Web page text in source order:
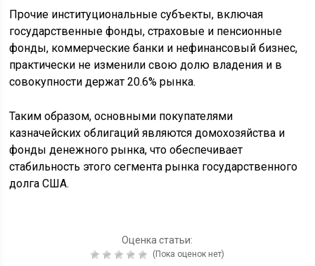
Прочие институциональные субъекты, включая
государственные фонды, страховые и пенсионные
фонды, коммерческие банки и нефинансовый бизнес,
практически не изменили свою долю владения и в
совокупности держат 20.6% рынка.
Таким образом, основными покупателями
казначейских облигаций являются домохозяйства и
фонды денежного рынка, что обеспечивает
стабильность этого сегмента рынка государственного
долга США.
Оценка статьи:
(Пока оценок нет)